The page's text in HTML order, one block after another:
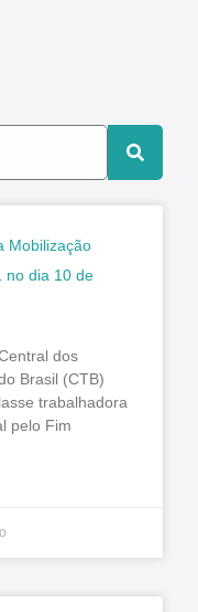
Mobilização
no dia 10 de
dos
Brasil (CTB)
trabalhadora
pelo Fim